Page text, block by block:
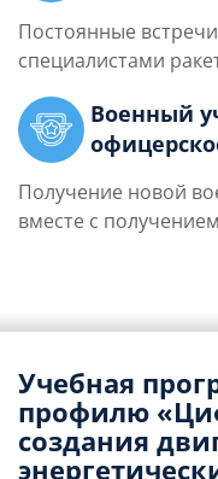
Постоянные
специалистами
Военный
Получение новой
вместе с
Учебная
профилю
создания